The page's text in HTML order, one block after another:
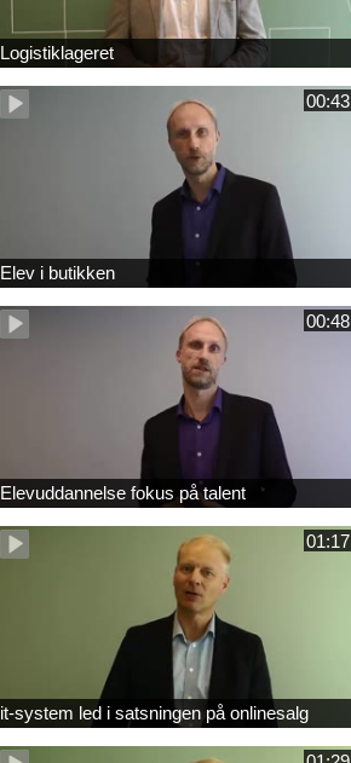
Logistiklageret
00:43
Elev i butikken
00:48
Elevuddannelse fokus på talent
01:17
it-system led i satsningen på onlinesalg